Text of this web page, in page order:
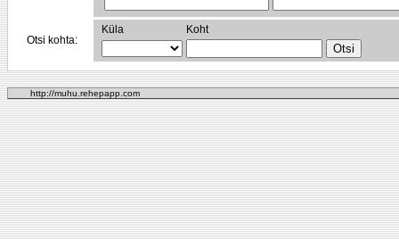
Otsi kohta:
Küla Koht
http://muhu.rehepapp.com